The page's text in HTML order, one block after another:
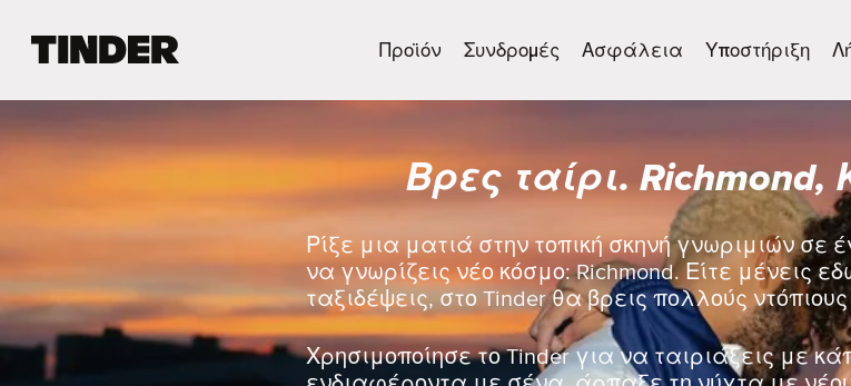
ι
α
T
i
Προϊόν Συνδρομές Ασφάλεια Υποστήριξη
Βρες ταίρι.
Ρίξε μια ματιά στην τοπική σκηνή γνωριμιών
να γνωρίζεις νέο κόσμο: Richmond. Είτε μένεις
ταξιδέψεις, στο Tinder θα βρεις πολλούς
Χρησιμοποίησε το Tinder για να ταιριάξεις με